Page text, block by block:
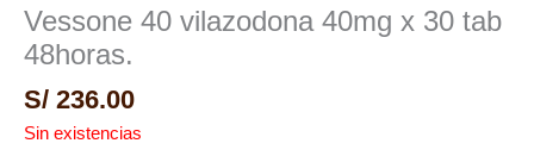
Vessone 40 vilazodona 40mg x 30 tab
48horas.
S/ 236.00
Sin existencias